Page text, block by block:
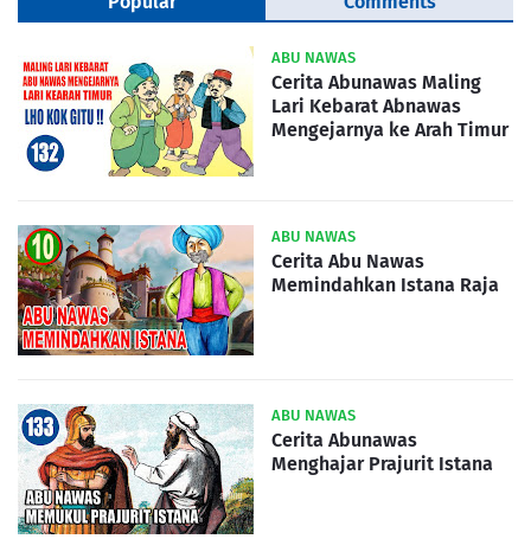
ABU NAWAS
Cerita Abunawas Maling
Lari Kebarat Abnawas
Mengejarnya ke Arah Timur
ABU NAWAS
Cerita Abu Nawas
Memindahkan Istana Raja
ABU NAWAS
Cerita Abunawas
Menghajar Prajurit Istana